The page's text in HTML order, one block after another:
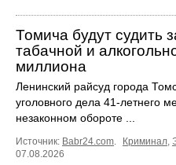
Томича будут судить
табачной и
миллиона
Ленинский райсуд города
уголовного дела 41-летнего
незаконном обороте ...
Источник: Babr24.com Криминал
07.08.2026